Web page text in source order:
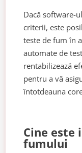
Dacă software-
criterii, este
teste de fum în
automate de
rentabilizează
pentru a vă
întotdeauna
Cine este
fumului